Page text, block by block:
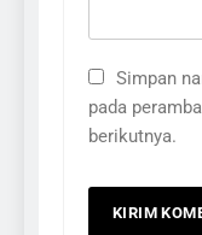
Simpan
pada
berikutnya.